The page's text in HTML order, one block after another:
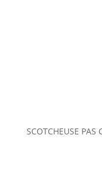
SCOTCHEUSE PAS